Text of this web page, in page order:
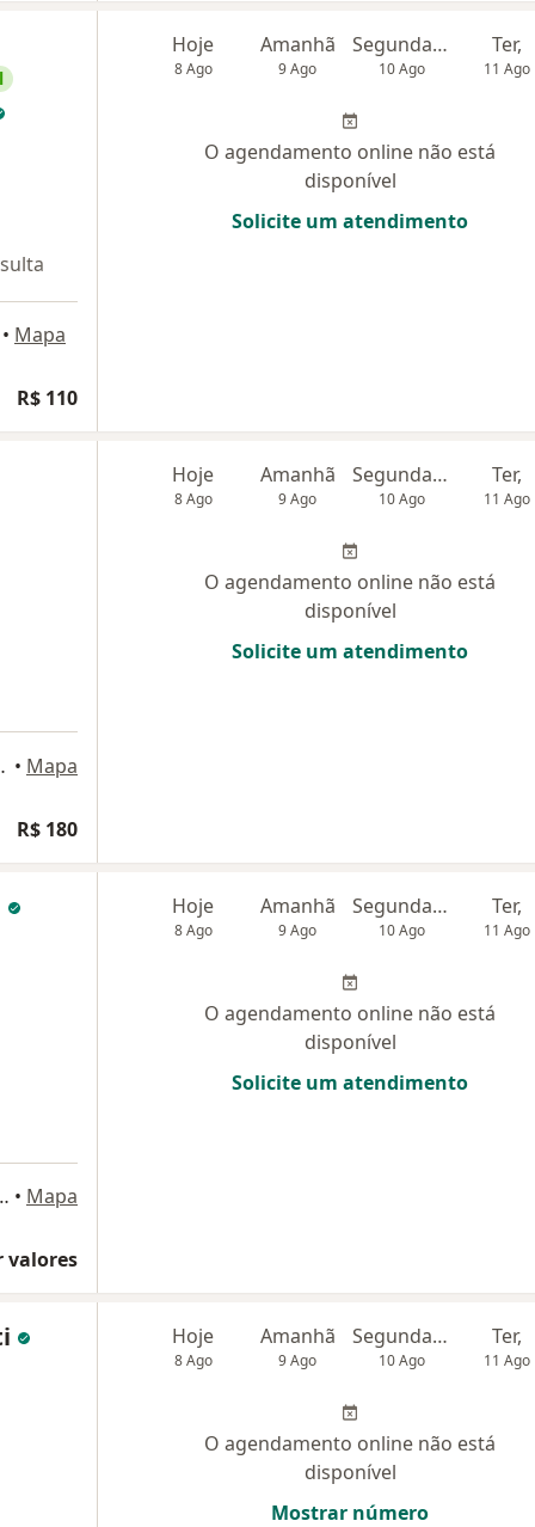
• Mapa
R$ 110
Hoje
8 Ago
Amanhã
9 Ago
Segunda-feira
10 Ago
Ter,
11 Ago
O agendamento online não está
disponível
Solicite um atendimento
Preto • Mapa
R$ 180
Hoje
8 Ago
Amanhã
9 Ago
Segunda-feira
10 Ago
Ter,
11 Ago
O agendamento online não está
disponível
Solicite um atendimento
Ribeirão Preto • Mapa
valores
Hoje
8 Ago
Amanhã
9 Ago
Segunda-feira
10 Ago
Ter,
11 Ago
O agendamento online não está
disponível
Solicite um atendimento
Hoje
8 Ago
Amanhã
9 Ago
Segunda-feira
10 Ago
Ter,
11 Ago
O agendamento online não está
disponível
Mostrar número